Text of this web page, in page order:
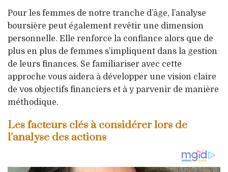
Pour les femmes de notre tranche d’âge, l’analyse
boursière peut également revêtir une dimension
personnelle. Elle renforce la confiance alors que de
plus en plus de femmes s’impliquent dans la gestion
de leurs finances. Se familiariser avec cette
approche vous aidera à développer une vision claire
de vos objectifs financiers et à y parvenir de manière
méthodique.
Les facteurs clés à considérer lors de
l’analyse des actions